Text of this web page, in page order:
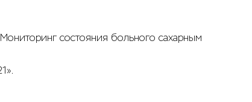
состояния больного сахарным